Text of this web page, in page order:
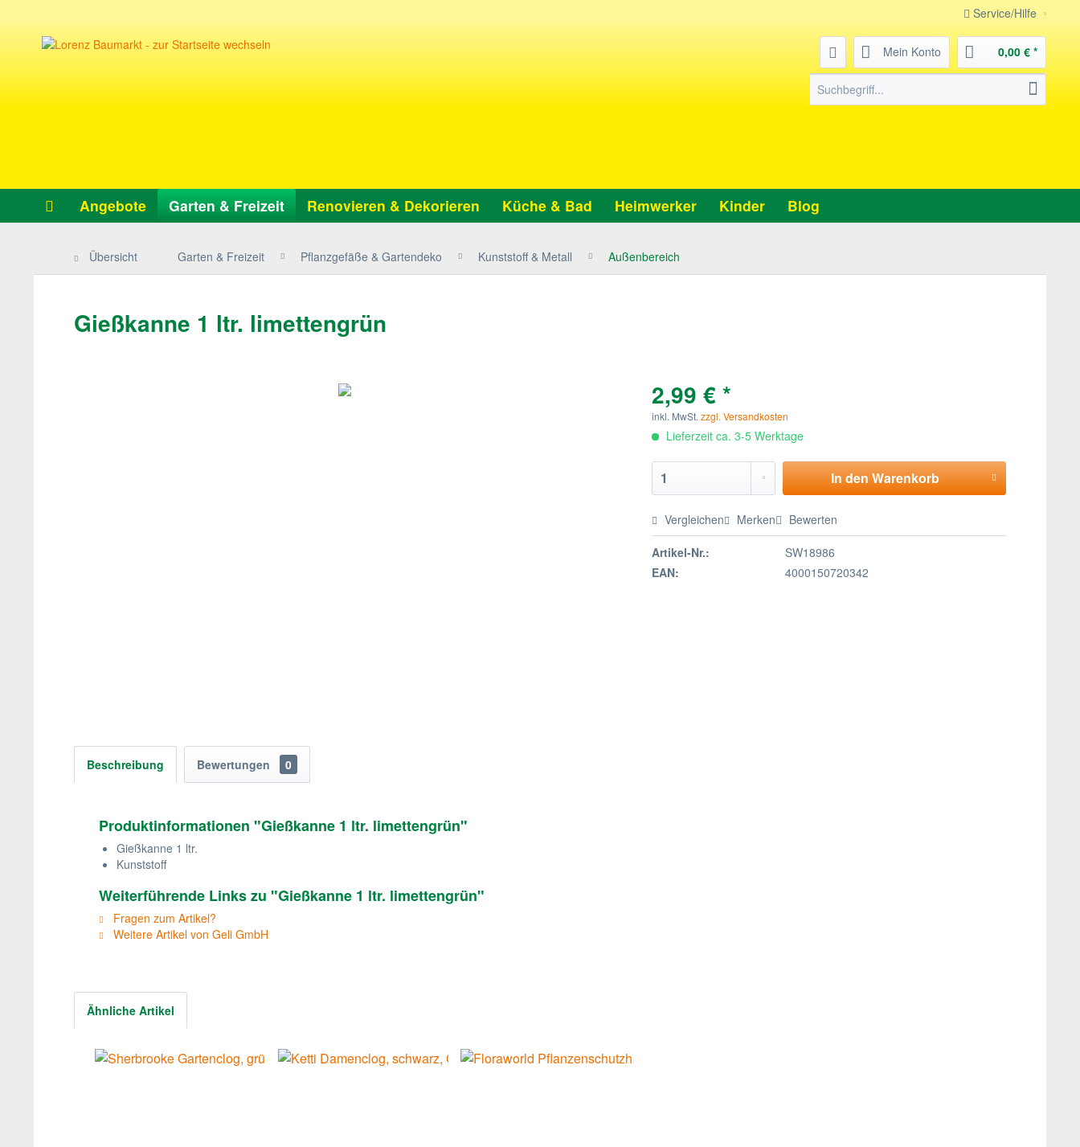
Service/Hilfe
Mein Konto 0,00 € *
Angebote Garten & Freizeit Renovieren & Dekorieren Küche & Bad Heimwerker Kinder Blog
Übersicht Garten & Freizeit Pflanzgefäße & Gartendeko Kunststoff & Metall Außenbereich
Gießkanne 1 ltr. limettengrün
2,99 € *
inkl. MwSt.zzgl. Versandkosten
Lieferzeit ca. 3-5 Werktage
In denWarenkorb
Vergleichen Merken Bewerten
Artikel-Nr.:
SW18986
EAN:
4000150720342
Beschreibung Bewertungen 0
Produktinformationen "Gießkanne 1 ltr. limettengrün"
Gießkanne 1 ltr.
Kunststoff
Weiterführende Links zu "Gießkanne 1 ltr. limettengrün"
Fragen zum Artikel?
Weitere Artikel von Geli GmbH
Ähnliche Artikel